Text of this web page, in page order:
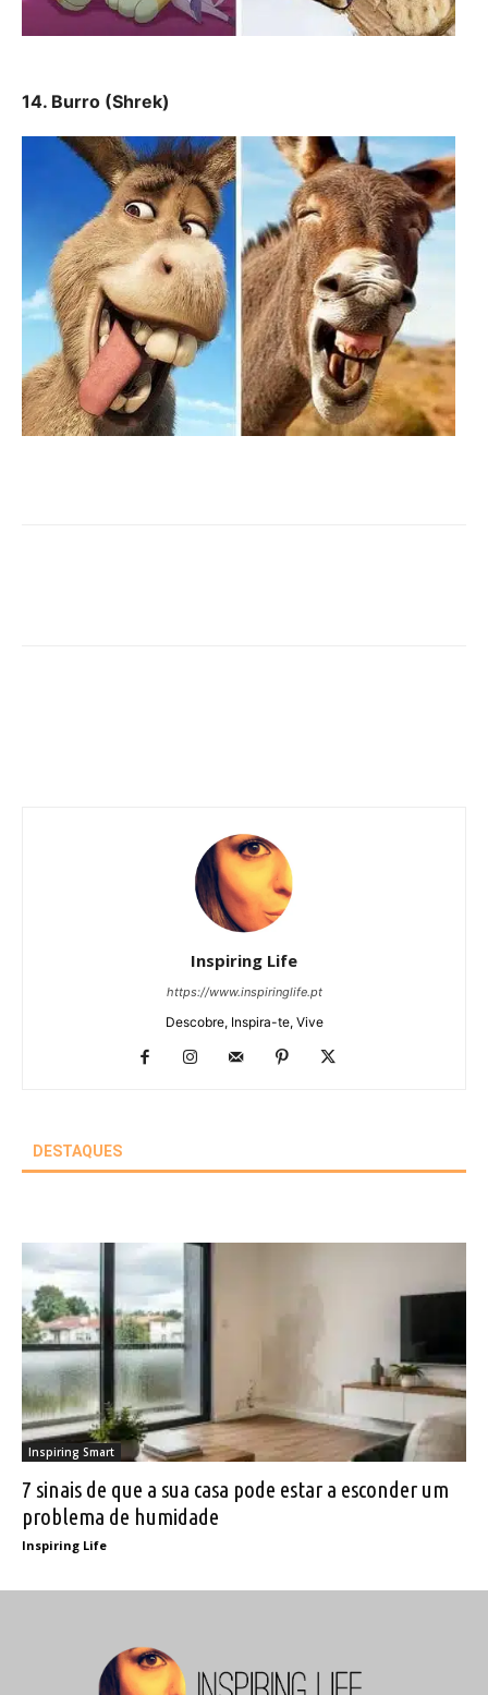
14. Burro (Shrek)
Inspiring Life
https://www.inspiringlife.pt
Descobre, Inspira-te, Vive
DESTAQUES
Inspiring Smart
7 sinais de que a sua casa pode estar a esconder um
problema de humidade
Inspiring Life